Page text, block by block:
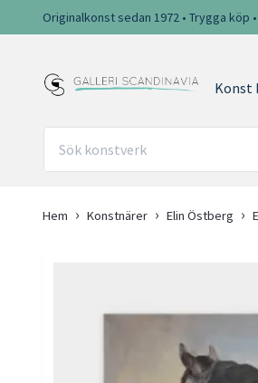
Originalkonst sedan 1972 • Trygga köp
Konst
Hem Konstnärer Elin Östberg